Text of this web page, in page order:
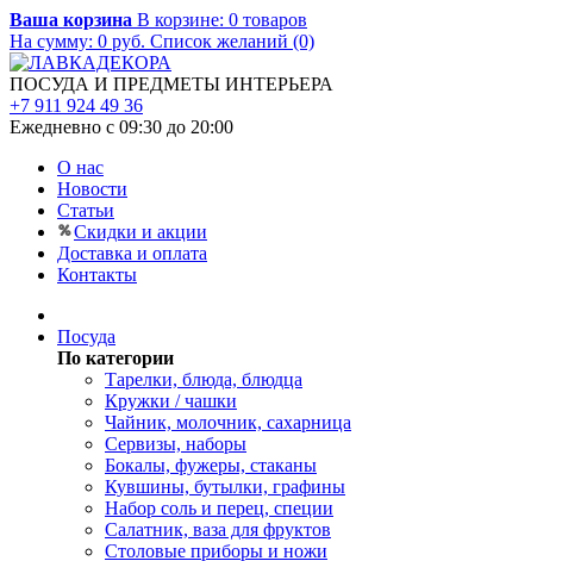
Ваша корзина В корзине: 0 товаров
На сумму: 0 руб. Список желаний (0)
ПОСУДА И ПРЕДМЕТЫ ИНТЕРЬЕРА
+7 911 924 49 36
Ежедневно с 09:30 до 20:00
О нас
Новости
Статьи
Скидки и акции
Доставка и оплата
Контакты
Посуда
По категории
Тарелки, блюда, блюдца
Кружки / чашки
Чайник, молочник, сахарница
Сервизы, наборы
Бокалы, фужеры, стаканы
Кувшины, бутылки, графины
Набор соль и перец, специи
Салатник, ваза для фруктов
Столовые приборы и ножи